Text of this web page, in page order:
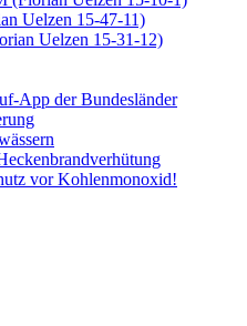
Uelzen 15-47-11)
Uelzen 15-31-12)
App der Bundesländer
vor Kohlenmonoxid!